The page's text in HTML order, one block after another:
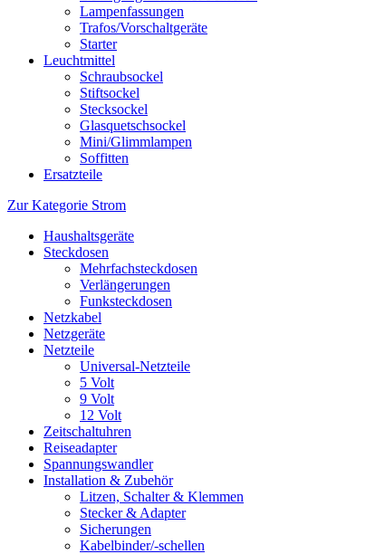
Lampenfassungen
Trafos/Vorschaltgeräte
Starter
Leuchtmittel
Schraubsockel
Stiftsockel
Stecksockel
Glasquetschsockel
Mini/Glimmlampen
Soffitten
Ersatzteile
Zur Kategorie Strom
Haushaltsgeräte
Steckdosen
Mehrfachsteckdosen
Verlängerungen
Funksteckdosen
Netzkabel
Netzgeräte
Netzteile
Universal-Netzteile
5 Volt
9 Volt
12 Volt
Zeitschaltuhren
Reiseadapter
Spannungswandler
Installation & Zubehör
Litzen, Schalter & Klemmen
Stecker & Adapter
Sicherungen
Kabelbinder/-schellen